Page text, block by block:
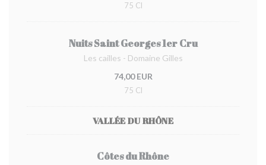
75 Cl
Nuits Saint Georges 1er Cru
Les cailles - Domaine Gilles
74,00 EUR
75 Cl
VALLÉE DU RHÔNE
Côtes du Rhône